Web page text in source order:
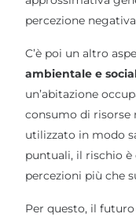
percezione
C’è poi un altro
ambientale e
un’abitazione
consumo di
utilizzato in modo
puntuali, il rischio
percezioni più che
Per questo, il